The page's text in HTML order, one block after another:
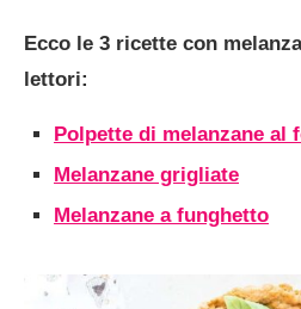
Ecco le 3 ricette con
lettori:
Polpette di melanzane al
Melanzane grigliate
Melanzane a funghetto